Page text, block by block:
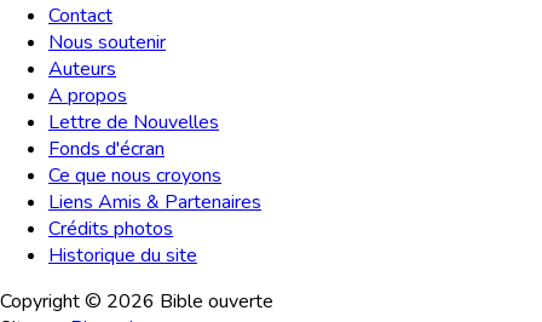
Contact
Nous soutenir
Auteurs
A propos
Lettre de Nouvelles
Fonds d'écran
Ce que nous croyons
Liens Amis & Partenaires
Crédits photos
Historique du site
Copyright © 2026 Bible ouverte